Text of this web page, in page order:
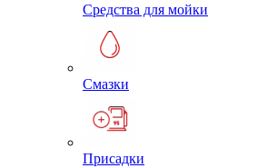
Средства для мойки
Смазки
Присадки